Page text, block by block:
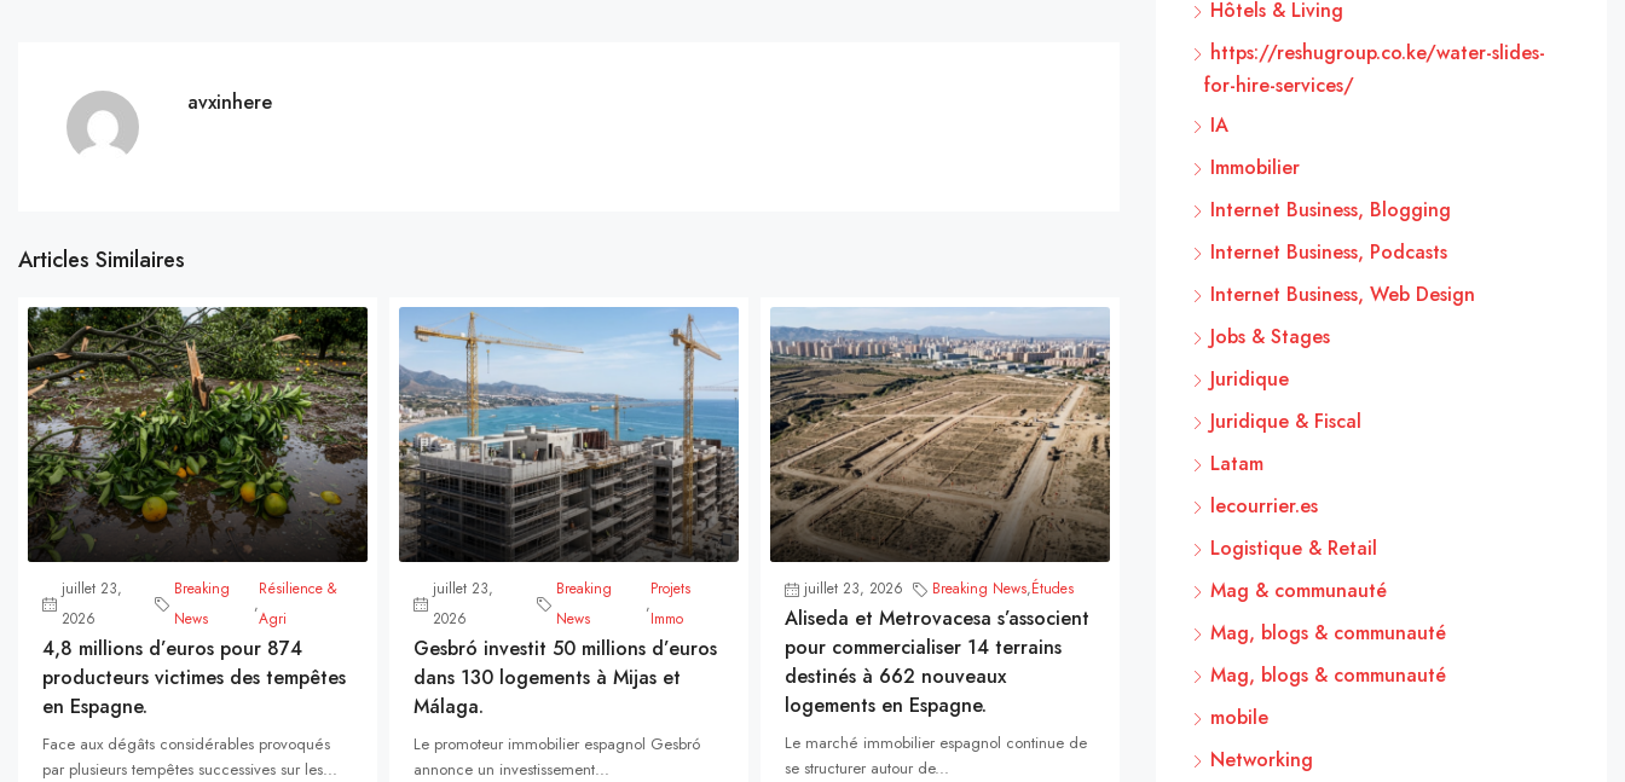
avxinhere
Articles Similaires
juillet 23,
2026
Breaking
News
,
Résilience &
Agri
4,8 millions d’euros pour 874
producteurs victimes des tempêtes
en Espagne.
Face aux dégâts considérables provoqués
par plusieurs tempêtes successives sur les...
juillet 23,
2026
Breaking
News
,
Projets
Immo
Gesbró investit 50 millions d’euros
dans 130 logements à Mijas et
Málaga.
Le promoteur immobilier espagnol Gesbró
annonce un investissement...
juillet 23, 2026 Breaking News,Études
Aliseda et Metrovacesa s’associent
pour commercialiser 14 terrains
destinés à 662 nouveaux
logements en Espagne.
Le marché immobilier espagnol continue de
se structurer autour de...
Hôtels & Living
https://reshugroup.co.ke/water-slides-
for-hire-services/
IA
Immobilier
Internet Business, Blogging
Internet Business, Podcasts
Internet Business, Web Design
Jobs & Stages
Juridique
Juridique & Fiscal
Latam
lecourrier.es
Logistique & Retail
Mag & communauté
Mag, blogs & communauté
Mag, blogs & communauté
mobile
Networking